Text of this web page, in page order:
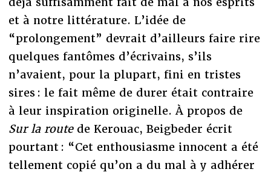
et à notre littérature. L’idée de
“prolongement” devrait d’ailleurs faire rire
quelques fantômes d’écrivains, s’ils
n’avaient, pour la plupart, fini en tristes
sires : le fait même de durer était contraire
à leur inspiration originelle. À propos de
Sur la routede Kerouac, Beigbeder écrit
pourtant : “Cet enthousiasme innocent a été
tellement copié qu’on a du mal à y adhérer